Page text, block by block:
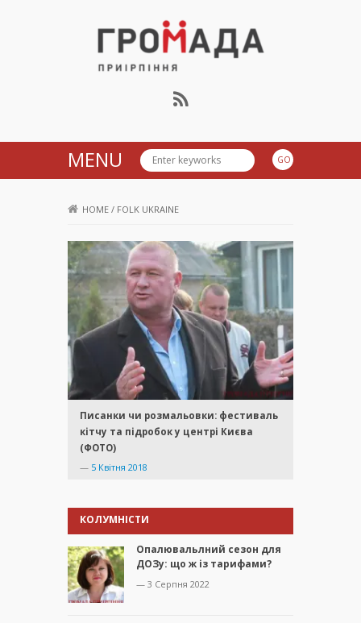
Громада Приірпіння
MENU
HOME / FOLK UKRAINE
Писанки чи розмальовки: фестиваль
кітчу та підробок у центрі Києва
(ФОТО)
— 5 Квітня 2018
КОЛУМНІСТИ
Опалювальлний сезон для
ДОЗу: що ж із тарифами?
— 3 Серпня 2022